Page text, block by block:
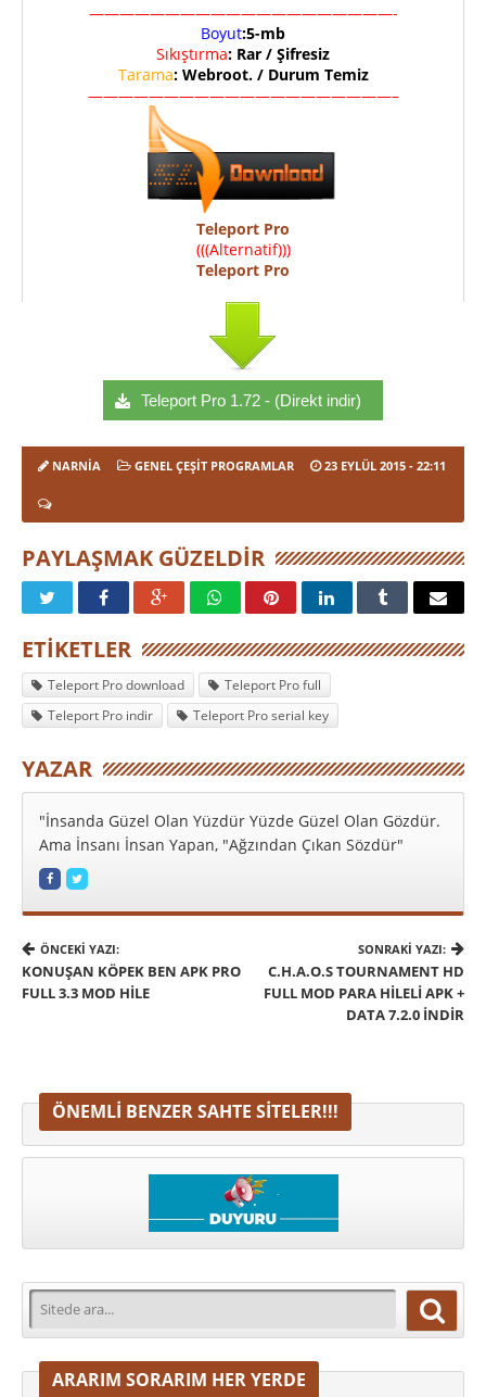
————————————————————-
Boyut:5-mb
Sıkıştırma: Rar / Şifresiz
Tarama: Webroot. / Durum Temiz
————————————————————–
Teleport Pro
(((Alternatif)))
Teleport Pro
Teleport Pro 1.72 - (Direkt indir)
NARNIA GENEL ÇEŞIT PROGRAMLAR 23 EYLÜL 2015 - 22:11
PAYLAŞMAK GÜZELDIR
ETIKETLER
Teleport Pro download
Teleport Pro full
Teleport Pro indir
Teleport Pro serial key
YAZAR
"İnsanda Güzel Olan Yüzdür Yüzde Güzel Olan Gözdür.
Ama İnsanı İnsan Yapan, "Ağzından Çıkan Sözdür"
ÖNCEKI YAZI:
KONUŞAN KÖPEK BEN APK PRO
FULL 3.3 MOD HILE
SONRAKI YAZI:
C.H.A.O.S TOURNAMENT HD
FULL MOD PARA HILELI APK +
DATA 7.2.0 İNDIR
ÖNEMLI BENZER SAHTE SITELER!!!
ARARIM SORARIM HER YERDE